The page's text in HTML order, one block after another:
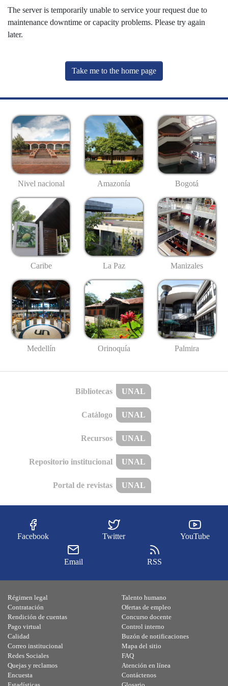
The server is temporarily unable to service your request due to
maintenance downtime or capacity problems. Please try again
later.
Take me to the home page
Nivel nacional Amazonía Bogotá
Caribe La Paz Manizales
Medellín Orinoquía Palmira
Bibliotecas UNAL
Catálogo UNAL
Recursos UNAL
Repositorio institucional UNAL
Portal de revistas UNAL
Facebook Twitter YouTube
Email RSS
Régimen legal
Contratación
Rendición de cuentas
Pago virtual
Calidad
Talento humano
Ofertas de empleo
Concurso docente
Control interno
Buzón de notificaciones
Correo institucional
Redes Sociales
Quejas y reclamos
Encuesta
Mapa del sitio
FAQ
Atención en línea
Contáctenos